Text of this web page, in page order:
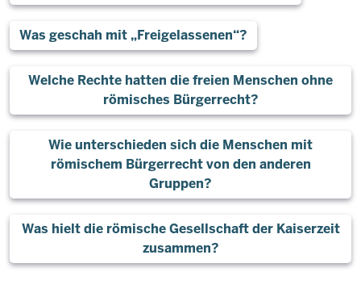
Was geschah mit „Freigelassenen“?
Welche Rechte hatten die freien Menschen ohne
römisches Bürgerrecht?
Wie unterschieden sich die Menschen mit
römischem Bürgerrecht von den anderen
Gruppen?
Was hielt die römische Gesellschaft der Kaiserzeit
zusammen?